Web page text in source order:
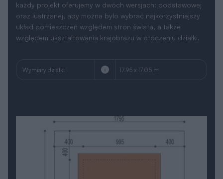
każdy projekt oferujemy w dwóch wersjach: podstawowej
oraz lustrzanej, aby można było wybrać najkorzystniejszy
układ pomieszczeń względem stron świata, a także
względem ukształtowania krajobrazu w otoczeniu działki.
Wymiary działki 17.95 x 17.05 m